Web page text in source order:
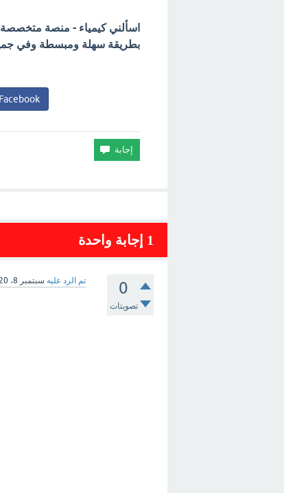
اسألني كيمياء - منصة
بطريقة سهلة ومبسطة وفي جميع
Facebook
1 إجابة واحدة
0
تصويتات
تم الرد عليه سبتمبر 8، 2020